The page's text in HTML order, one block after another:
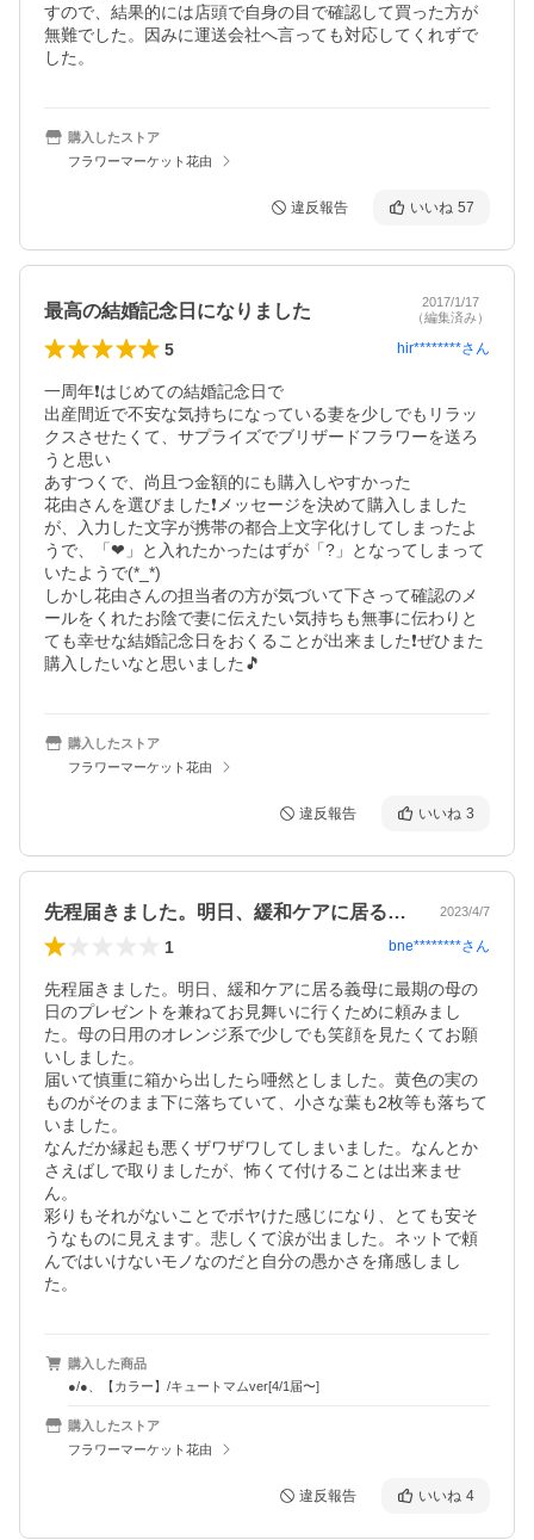
すので、結果的には店頭で自身の目で確認して買った方が
無難でした。因みに運送会社へ言っても対応してくれずで
した。
購入したストア
フラワーマーケット花由
違反報告 いいね 57
最高の結婚記念日になりました
2017/1/17
（編集済み）
5 hir********さん
一周年❗はじめての結婚記念日で
出産間近で不安な気持ちになっている妻を少しでもリラッ
クスさせたくて、サプライズでブリザードフラワーを送ろ
うと思い
あすつくで、尚且つ金額的にも購入しやすかった
花由さんを選びました❗メッセージを決めて購入しました
が、入力した文字が携帯の都合上文字化けしてしまったよ
うで、「❤」と入れたかったはずが「?」となってしまって
いたようで(*_*)
しかし花由さんの担当者の方が気づいて下さって確認のメ
ールをくれたお陰で妻に伝えたい気持ちも無事に伝わりと
ても幸せな結婚記念日をおくることが出来ました❗ぜひまた
購入したいなと思いました🎵
購入したストア
フラワーマーケット花由
違反報告 いいね 3
先程届きました。明日、緩和ケアに居る義… 2023/4/7
1 bne********さん
先程届きました。明日、緩和ケアに居る義母に最期の母の
日のプレゼントを兼ねてお見舞いに行くために頼みまし
た。母の日用のオレンジ系で少しでも笑顔を見たくてお願
いしました。
届いて慎重に箱から出したら唖然としました。黄色の実の
ものがそのまま下に落ちていて、小さな葉も2枚等も落ちて
いました。
なんだか縁起も悪くザワザワしてしまいました。なんとか
さえばしで取りましたが、怖くて付けることは出来ませ
ん。
彩りもそれがないことでボヤけた感じになり、とても安そ
うなものに見えます。悲しくて涙が出ました。ネットで頼
んではいけないモノなのだと自分の愚かさを痛感しまし
た。
購入した商品
●/●、【カラー】/キュートマムver[4/1届〜]
購入したストア
フラワーマーケット花由
違反報告 いいね 4